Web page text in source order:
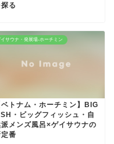
る
イサウナ・発展場-ホーチミン
ベトナム・ホーチミン】BIG
・ビッグフィッシュ・自
メンズ風呂×ゲイサウナの
番